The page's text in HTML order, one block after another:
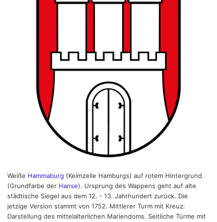
Weiße Hammaburg (Keimzelle Hamburgs) auf rotem Hintergrund
(Grundfarbe der Hanse). Ursprung des Wappens geht auf alte
städtische Siegel aus dem 12. - 13. Jahrhundert zurück. Die
jetzige Version stammt von 1752. Mittlerer Turm mit Kreuz:
Darstellung des mittelalterlichen Mariendoms. Seitliche Türme mit